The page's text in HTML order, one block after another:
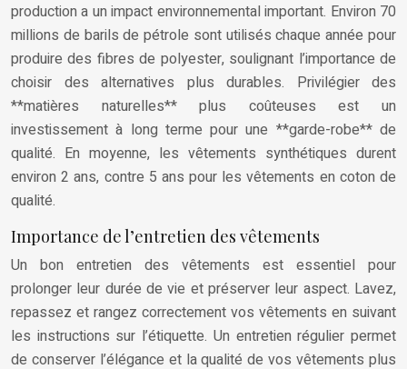
production a un impact environnemental important. Environ 70
millions de barils de pétrole sont utilisés chaque année pour
produire des fibres de polyester, soulignant l’importance de
choisir des alternatives plus durables. Privilégier des
**matières naturelles** plus coûteuses est un
investissement à long terme pour une **garde-robe** de
qualité. En moyenne, les vêtements synthétiques durent
environ 2 ans, contre 5 ans pour les vêtements en coton de
qualité.
Importance de l’entretien des vêtements
Un bon entretien des vêtements est essentiel pour
prolonger leur durée de vie et préserver leur aspect. Lavez,
repassez et rangez correctement vos vêtements en suivant
les instructions sur l’étiquette. Un entretien régulier permet
de conserver l’élégance et la qualité de vos vêtements plus